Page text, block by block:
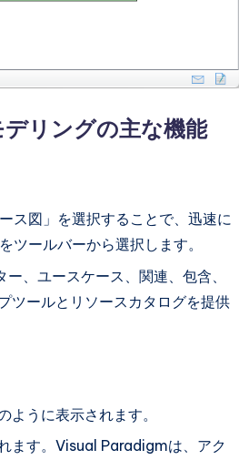
リングの主な機能
ス図」を選択することで、迅速に
をツールバーから選択します。
、ユースケース、関連、包含、
ツールとリソースカタログを提供
ように表示されます。
ます。Visual Paradigmは、アク